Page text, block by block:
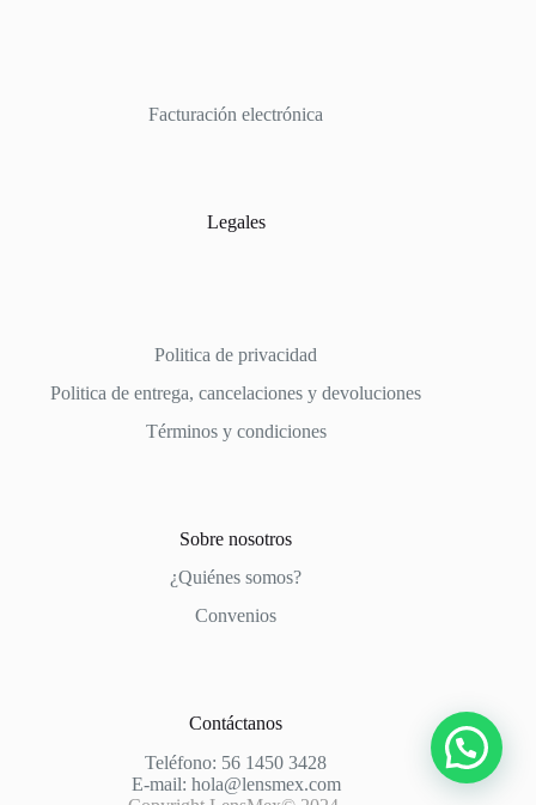
Facturación electrónica
Legales
Politica de privacidad
Politica de entrega, cancelaciones y devoluciones
Términos y condiciones
Sobre nosotros
¿Quiénes somos?
Convenios
Contáctanos
Teléfono: 56 1450 3428
E-mail: hola@lensmex.com